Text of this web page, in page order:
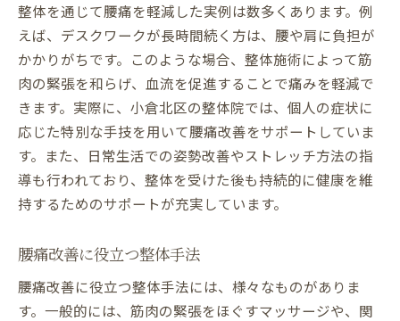
整体を通じて腰痛を軽減した実例は数多くあります。例
えば、デスクワークが長時間続く方は、腰や肩に負担が
かかりがちです。このような場合、整体施術によって筋
肉の緊張を和らげ、血流を促進することで痛みを軽減で
きます。実際に、小倉北区の整体院では、個人の症状に
応じた特別な手技を用いて腰痛改善をサポートしていま
す。また、日常生活での姿勢改善やストレッチ方法の指
導も行われており、整体を受けた後も持続的に健康を維
持するためのサポートが充実しています。
腰痛改善に役立つ整体手法
腰痛改善に役立つ整体手法には、様々なものがありま
す。一般的には、筋肉の緊張をほぐすマッサージや、関